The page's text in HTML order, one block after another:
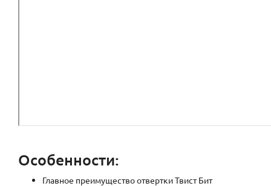
Особенности:
Главное преимущество отвертки Твист Бит